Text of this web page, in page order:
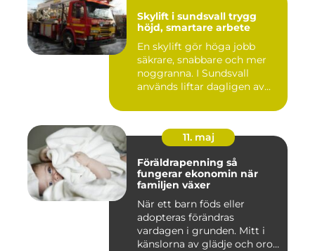
Skylift i sundsvall trygg
höjd, smartare arbete
En skylift gör höga jobb
säkrare, snabbare och mer
noggranna. I Sundsvall
används liftar dagligen av...
11. maj
Föräldrapenning så
fungerar ekonomin när
familjen växer
När ett barn föds eller
adopteras förändras
vardagen i grunden. Mitt i
känslorna av glädje och oro